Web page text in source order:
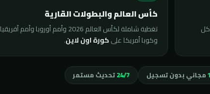
كأس العالم والبطولات القارية
تغطية شاملة لكأس العالم 2026 وأمم أوروبا وأمم أفريقيا
وكوبا أمريكا علىكورة اون لاين.
مجاني بدون تسجيل 24/7تحديث مستمر